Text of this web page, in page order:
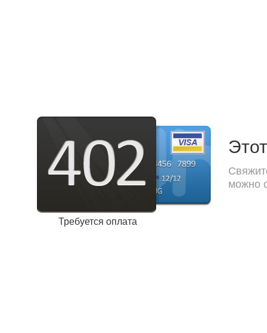
Требуется оплата
можно